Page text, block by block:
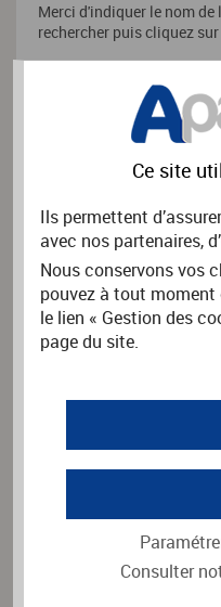
Merci d'indiquer le nom
rechercher puis cliquez sur
PAYER UNE FACTURE
Vous souhaitez payer une
Merci d'indiquer le nom de
puis cliquez sur Rechercher.
Ce site
Ils permettent
avec nos partenaires,
Nous conservons vos
pouvez à tout moment
le lien « Gestion des
page du site.
Consulter